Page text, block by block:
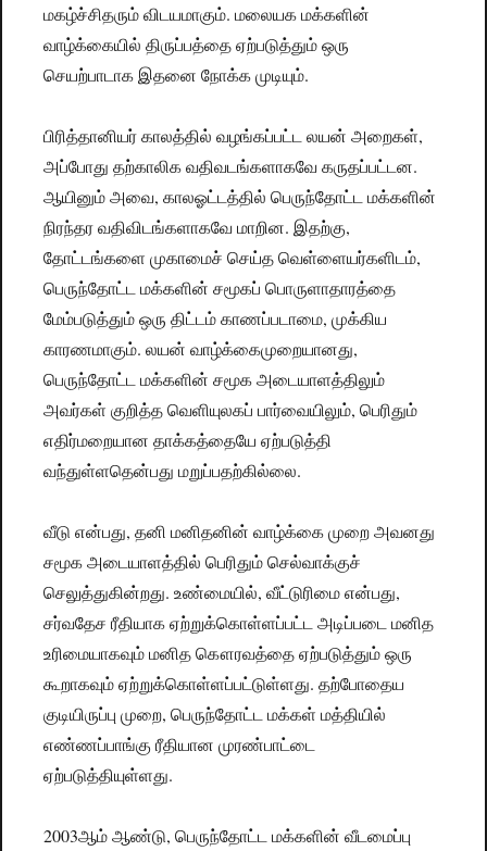
மகழ்ச்சிதரும் விடயமாகும். மலையக மக்களின்
வாழ்க்கையில் திருப்பத்தை ஏற்படுத்தும் ஒரு
செயற்பாடாக இதனை நோக்க முடியும்.
பிரித்தானியர் காலத்தில் வழங்கப்பட்ட லயன் அறைகள்,
அப்போது தற்காலிக வதிவடங்களாகவே கருதப்பட்டன.
ஆயினும் அவை, காலஓட்டத்தில் பெருந்தோட்ட மக்களின்
நிரந்தர வதிவிடங்களாகவே மாறின. இதற்கு,
தோட்டங்களை முகாமைச் செய்த வெள்ளையர்களிடம்,
பெருந்தோட்ட மக்களின் சமூகப் பொருளாதாரத்தை
மேம்படுத்தும் ஒரு திட்டம் காணப்படாமை, முக்கிய
காரணமாகும். லயன் வாழ்க்கைமுறையானது,
பெருந்தோட்ட மக்களின் சமூக அடையாளத்திலும்
அவர்கள் குறித்த வெளியுலகப் பார்வையிலும், பெரிதும்
எதிர்மறையான தாக்கத்தையே ஏற்படுத்தி
வந்துள்ளதென்பது மறுப்பதற்கில்லை.
வீடு என்பது, தனி மனிதனின் வாழ்க்கை முறை அவனது
சமூக அடையாளத்தில் பெரிதும் செல்வாக்குச்
செலுத்துகின்றது. உண்மையில், வீட்டுரிமை என்பது,
சர்வதேச ரீதியாக ஏற்றுக்கொள்ளப்பட்ட அடிப்படை மனித
உரிமையாகவும் மனித கௌரவத்தை ஏற்படுத்தும் ஒரு
கூறாகவும் ஏற்றுக்கொள்ளப்பட்டுள்ளது. தற்போதைய
குடியிருப்பு முறை, பெருந்தோட்ட மக்கள் மத்தியில்
எண்ணப்பாங்கு ரீதியான முரண்பாட்டை
ஏற்படுத்தியுள்ளது.
2003ஆம் ஆண்டு, பெருந்தோட்ட மக்களின் வீடமைப்பு